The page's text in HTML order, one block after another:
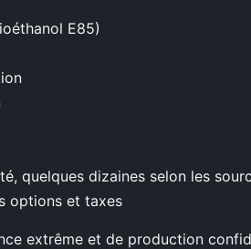
E85)
quelques dizaines selon les
options et taxes
extrême et de production